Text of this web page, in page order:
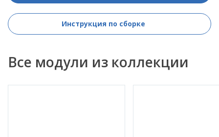
Инструкция по сборке
Все модули из коллекции